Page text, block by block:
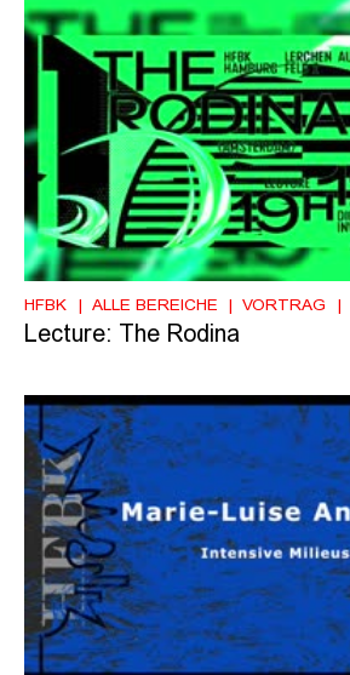
HFBK ALLE BEREICHE VORTRAG
Lecture: The Rodina